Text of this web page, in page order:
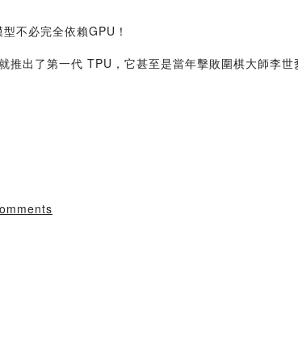
不必完全依賴GPU！
出了第一代 TPU，它甚至是當年擊敗圍棋大師李世